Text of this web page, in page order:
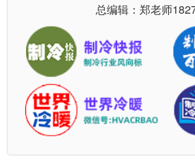
总编辑：郑老师